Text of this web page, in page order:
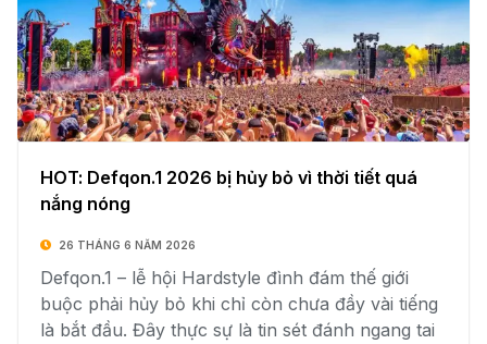
HOT: Defqon.1 2026 bị hủy bỏ vì thời tiết quá
nắng nóng
26 THÁNG 6 NĂM 2026
Defqon.1 – lễ hội Hardstyle đình đám thế giới
buộc phải hủy bỏ khi chỉ còn chưa đầy vài tiếng
là bắt đầu. Đây thực sự là tin sét đánh ngang tai